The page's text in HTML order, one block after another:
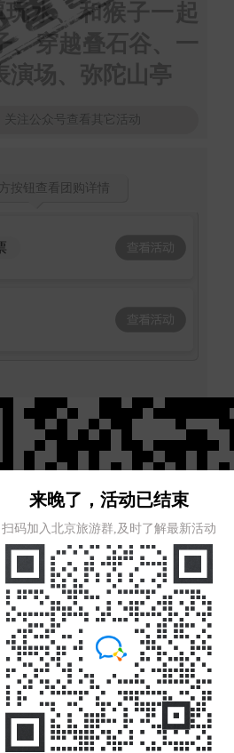
玩水、和猴子一起
、穿越叠石谷、一
演场、弥陀山亭
关注公众号查看其它活动
按钮查看团购详情
来晚了，活动已结束
扫码加入北京旅游群,及时了解最新活动